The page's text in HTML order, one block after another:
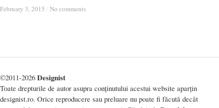
February 3, 2015 / No comments
February 3, 2015 / No comments
©2011-2026 Designist
Toate drepturile de autor asupra conținutului acestui website aparțin
designist.ro. Orice reproducere sau preluare nu poate fi făcută decât